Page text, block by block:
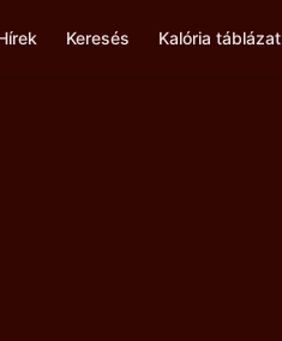
Keresés Kalória táblázat